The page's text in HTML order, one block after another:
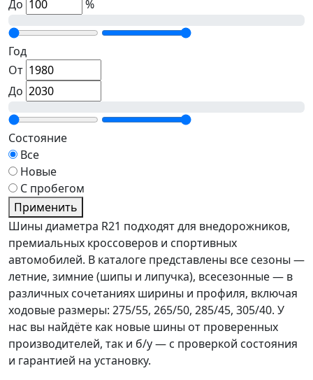
До %
Год
От
До
Состояние
Все
Новые
С пробегом
Применить
Шины диаметра R21 подходят для внедорожников,
премиальных кроссоверов и спортивных
автомобилей. В каталоге представлены все сезоны —
летние, зимние (шипы и липучка), всесезонные — в
различных сочетаниях ширины и профиля, включая
ходовые размеры: 275/55, 265/50, 285/45, 305/40. У
нас вы найдёте как новые шины от проверенных
производителей, так и б/у — с проверкой состояния
и гарантией на установку.